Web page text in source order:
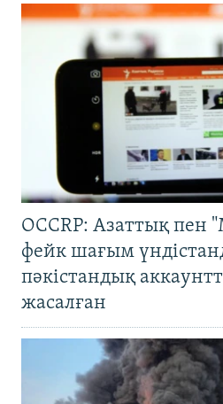
OCCRP: Азаттық пен
фейк шағым
пәкістандық
жасалған